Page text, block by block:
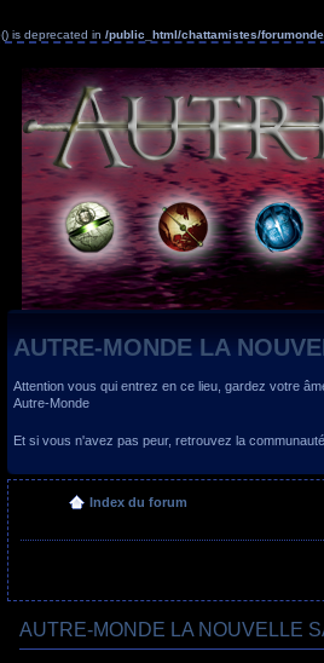
is deprecated in /public_html/chattamistes/
AUTRE-MONDE LA
Attention vous qui entrez en ce lieu, gardez votre
Autre-Monde
Et si vous n'avez pas peur, retrouvez la
Index du forum
AUTRE-MONDE LA NOUVELLE